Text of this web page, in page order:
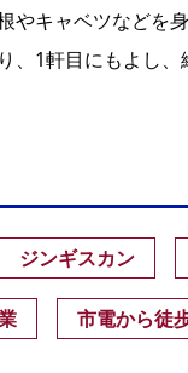
やキャベツなど
、1軒目にもよし、
ジンギスカン
市電から徒